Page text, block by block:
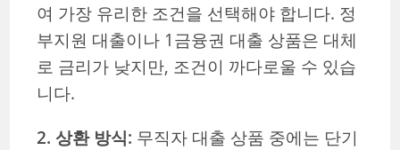
여 가장 유리한 조건을 선택해야 합니다. 정
부지원 대출이나 1금융권 대출 상품은 대체
로 금리가 낮지만, 조건이 까다로울 수 있습
니다.
2. 상환 방식: 무직자 대출 상품 중에는 단기